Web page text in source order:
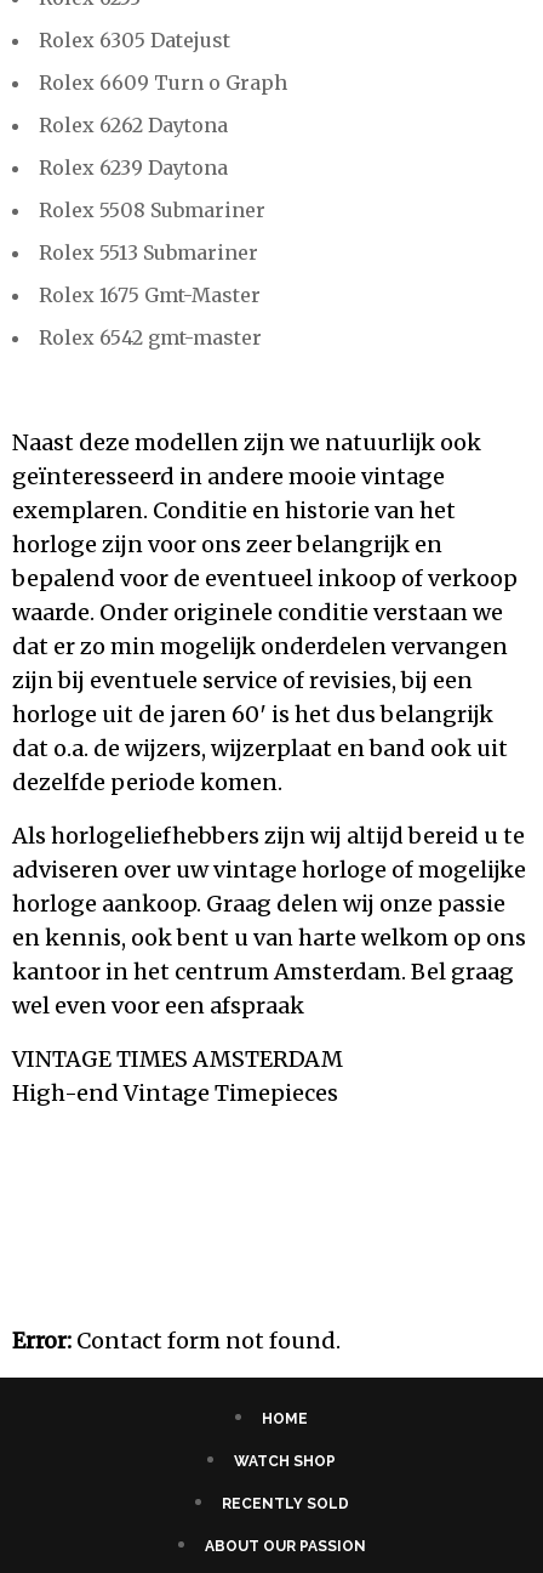
Rolex 6305 Datejust
Rolex 6609 Turn o Graph
Rolex 6262 Daytona
Rolex 6239 Daytona
Rolex 5508 Submariner
Rolex 5513 Submariner
Rolex 1675 Gmt-Master
Rolex 6542 gmt-master
Naast deze modellen zijn we natuurlijk ook
geïnteresseerd in andere mooie vintage
exemplaren. Conditie en historie van het
horloge zijn voor ons zeer belangrijk en
bepalend voor de eventueel inkoop of verkoop
waarde. Onder originele conditie verstaan we
dat er zo min mogelijk onderdelen vervangen
zijn bij eventuele service of revisies, bij een
horloge uit de jaren 60′ is het dus belangrijk
dat o.a. de wijzers, wijzerplaat en band ook uit
dezelfde periode komen.
Als horlogeliefhebbers zijn wij altijd bereid u te
adviseren over uw vintage horloge of mogelijke
horloge aankoop. Graag delen wij onze passie
en kennis, ook bent u van harte welkom op ons
kantoor in het centrum Amsterdam. Bel graag
wel even voor een afspraak
VINTAGE TIMES AMSTERDAM
High-end Vintage Timepieces
Error: Contact form not found.
HOME
WATCH SHOP
RECENTLY SOLD
ABOUT OUR PASSION